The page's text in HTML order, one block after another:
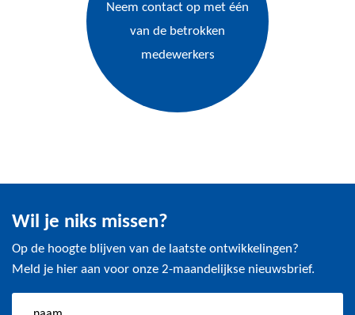
Neem contact op met één
van de betrokken
medewerkers
Wil je niks missen?
Op de hoogte blijven van de laatste ontwikkelingen?
Meld je hier aan voor onze 2-maandelijkse nieuwsbrief.